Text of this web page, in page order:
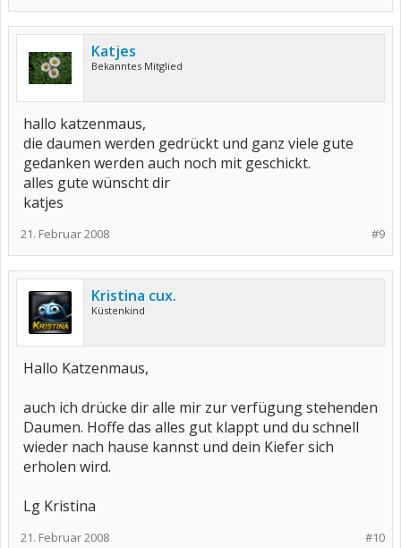
Katjes
Bekanntes Mitglied
hallo katzenmaus,
die daumen werden gedrückt und ganz viele gute
gedanken werden auch noch mit geschickt.
alles gute wünscht dir
katjes
#9
21. Februar 2008
Kristina cux.
Küstenkind
Hallo Katzenmaus,
auch ich drücke dir alle mir zur verfügung stehenden
Daumen. Hoffe das alles gut klappt und du schnell
wieder nach hause kannst und dein Kiefer sich
erholen wird.
Lg Kristina
#10
21. Februar 2008